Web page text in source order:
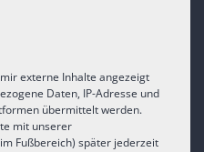
externe Inhalte angezeigt
Daten, IP-Adresse und
übermittelt werden.
mit unserer
Fußbereich) später jederzeit